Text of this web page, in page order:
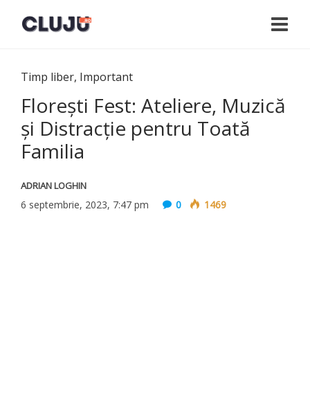
Timp liber, Important
Florești Fest: Ateliere, Muzică
și Distracție pentru Toată
Familia
ADRIAN LOGHIN
6 septembrie, 2023, 7:47 pm 0 1469